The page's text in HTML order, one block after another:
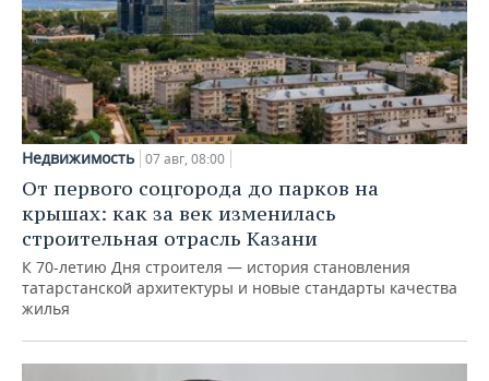
Недвижимость 07 авг, 08:00
От первого соцгорода до парков на
крышах: как за век изменилась
строительная отрасль Казани
К 70-летию Дня строителя — история становления
татарстанской архитектуры и новые стандарты качества
жилья